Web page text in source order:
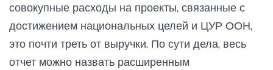
совокупные расходы на проекты, связанные с
достижением национальных целей и ЦУР ООН,
это почти треть от выручки. По сути дела, весь
отчет можно назвать расширенным